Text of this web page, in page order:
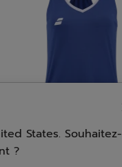
States. Souhaitez-
?